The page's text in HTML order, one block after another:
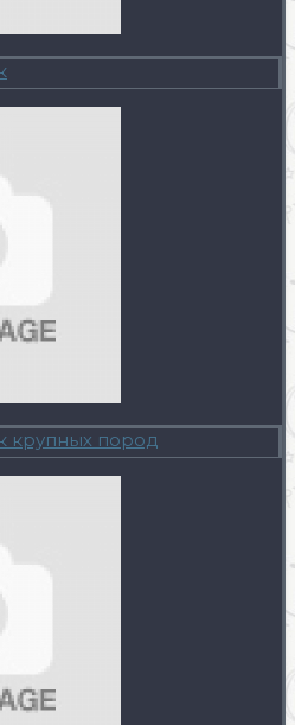
крупных пород